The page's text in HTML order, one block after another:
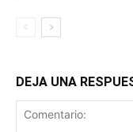
DEJA UNA